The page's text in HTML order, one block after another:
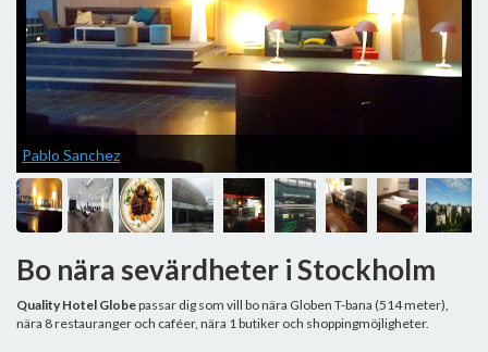
Pablo Sanchez
Bo nära sevärdheter i Stockholm
Quality Hotel Globepassar dig som vill bo nära Globen T-bana (514 meter),
nära 8 restauranger och caféer, nära 1 butiker och shoppingmöjligheter.